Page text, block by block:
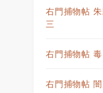
右門捕物帖
三
右門捕物帖
右門捕物帖